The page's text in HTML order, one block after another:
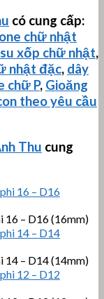
có cung cấp:
chữ nhật
xốp chữ nhật,
nhật đặc, dây
chữ P, Gioăng
theo yêu cầu
Thu cung
16 – D16 (16mm)
14 – D14 (14mm)